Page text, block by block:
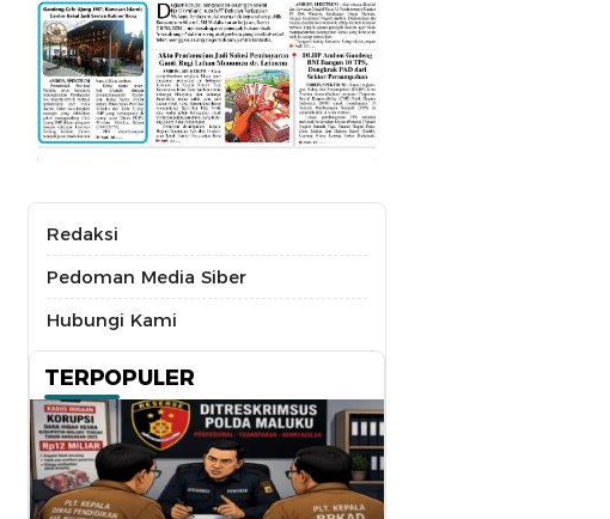
Redaksi
Pedoman Media Siber
Hubungi Kami
TERPOPULER